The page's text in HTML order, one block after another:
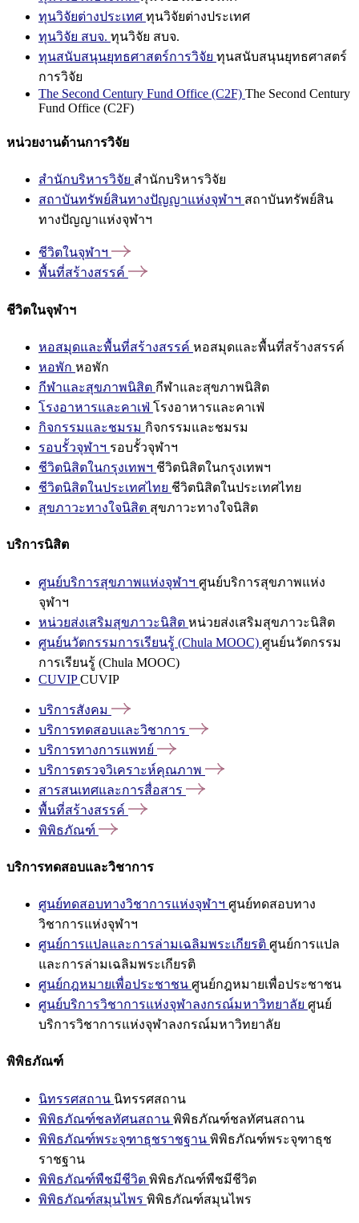
ทุนวิจัยต่างประเทศ ทุนวิจัยต่างประเทศ
ทุนวิจัย สบจ. ทุนวิจัย สบจ.
ทุนสนับสนุนยุทธศาสตร์การวิจัย ทุนสนับสนุนยุทธศาสตร์
การวิจัย
The Second Century Fund Office (C2F) The Second Century
Fund Office (C2F)
หน่วยงานด้านการวิจัย
สำนักบริหารวิจัย สำนักบริหารวิจัย
สถาบันทรัพย์สินทางปัญญาแห่งจุฬาฯ สถาบันทรัพย์สิน
ทางปัญญาแห่งจุฬาฯ
ชีวิตในจุฬาฯ
พื้นที่สร้างสรรค์
ชีวิตในจุฬาฯ
หอสมุดและพื้นที่สร้างสรรค์ หอสมุดและพื้นที่สร้างสรรค์
หอพัก หอพัก
กีฬาและสุขภาพนิสิต กีฬาและสุขภาพนิสิต
โรงอาหารและคาเฟ่ โรงอาหารและคาเฟ่
กิจกรรมและชมรม กิจกรรมและชมรม
รอบรั้วจุฬาฯ รอบรั้วจุฬาฯ
ชีวิตนิสิตในกรุงเทพฯ ชีวิตนิสิตในกรุงเทพฯ
ชีวิตนิสิตในประเทศไทย ชีวิตนิสิตในประเทศไทย
สุขภาวะทางใจนิสิต สุขภาวะทางใจนิสิต
บริการนิสิต
ศูนย์บริการสุขภาพแห่งจุฬาฯ ศูนย์บริการสุขภาพแห่ง
จุฬาฯ
หน่วยส่งเสริมสุขภาวะนิสิต หน่วยส่งเสริมสุขภาวะนิสิต
ศูนย์นวัตกรรมการเรียนรู้ (Chula MOOC) ศูนย์นวัตกรรม
การเรียนรู้ (Chula MOOC)
CUVIPCUVIP
บริการสังคม
บริการทดสอบและวิชาการ
บริการทางการแพทย์
บริการตรวจวิเคราะห์คุณภาพ
สารสนเทศและการสื่อสาร
พื้นที่สร้างสรรค์
พิพิธภัณฑ์
บริการทดสอบและวิชาการ
ศูนย์ทดสอบทางวิชาการแห่งจุฬาฯ ศูนย์ทดสอบทาง
วิชาการแห่งจุฬาฯ
ศูนย์การแปลและการล่ามเฉลิมพระเกียรติ ศูนย์การแปล
และการล่ามเฉลิมพระเกียรติ
ศูนย์กฎหมายเพื่อประชาชน ศูนย์กฎหมายเพื่อประชาชน
ศูนย์บริการวิชาการแห่งจุฬาลงกรณ์มหาวิทยาลัย ศูนย์
บริการวิชาการแห่งจุฬาลงกรณ์มหาวิทยาลัย
พิพิธภัณฑ์
นิทรรศสถาน นิทรรศสถาน
พิพิธภัณฑ์ชลทัศนสถาน พิพิธภัณฑ์ชลทัศนสถาน
พิพิธภัณฑ์พระจุฑาธุชราชฐาน พิพิธภัณฑ์พระจุฑาธุช
ราชฐาน
พิพิธภัณฑ์พืชมีชีวิต พิพิธภัณฑ์พืชมีชีวิต
พิพิธภัณฑ์สมุนไพร พิพิธภัณฑ์สมุนไพร